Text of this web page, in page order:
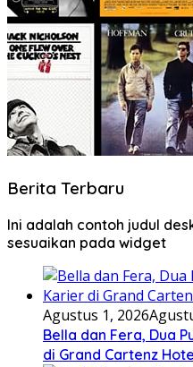
Berita Terbaru
Ini adalah contoh judul
sesuaikan pada widget
Agustus 1, 2026
Bella dan Fera, Dua
di Grand Cartenz